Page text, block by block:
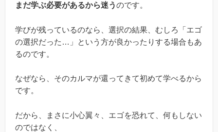
まだ学ぶ必要があるから迷うのです。
学びが残っているのなら、選択の結果、むしろ「エゴ
の選択だった…」という方が良かったりする場合もあ
るのです。
なぜなら、そのカルマが還ってきて初めて学べるから
です。
だから、まさに小心翼々、エゴを恐れて、何もしない
のではなく、